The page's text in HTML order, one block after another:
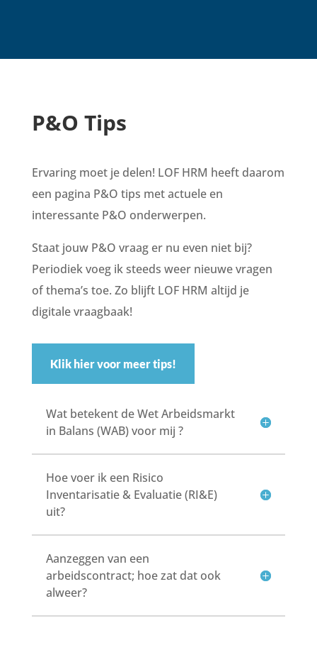
P&O Tips
Ervaring moet je delen! LOF HRM heeft daarom
een pagina P&O tips met actuele en
interessante P&O onderwerpen.
Staat jouw P&O vraag er nu even niet bij?
Periodiek voeg ik steeds weer nieuwe vragen
of thema’s toe. Zo blijft LOF HRM altijd je
digitale vraagbaak!
Klik hier voor meer tips!
Wat betekent de Wet Arbeidsmarkt
in Balans (WAB) voor mij ?
Hoe voer ik een Risico
Inventarisatie & Evaluatie (RI&E)
uit?
Aanzeggen van een
arbeidscontract; hoe zat dat ook
alweer?